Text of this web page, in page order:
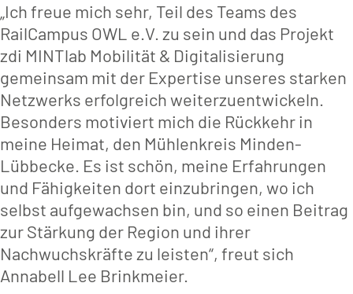
„Ich freue mich sehr, Teil des Teams des
RailCampus OWL e.V. zu sein und das Projekt
zdi MINTlab Mobilität & Digitalisierung
gemeinsam mit der Expertise unseres starken
Netzwerks erfolgreich weiterzuentwickeln.
Besonders motiviert mich die Rückkehr in
meine Heimat, den Mühlenkreis Minden-
Lübbecke. Es ist schön, meine Erfahrungen
und Fähigkeiten dort einzubringen, wo ich
selbst aufgewachsen bin, und so einen Beitrag
zur Stärkung der Region und ihrer
Nachwuchskräfte zu leisten“, freut sich
Annabell Lee Brinkmeier.